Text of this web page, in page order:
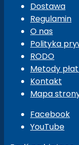
Dostawa
Regulamin
O nas
Polityka
RODO
Metody
Kontakt
Mapa
Facebook
YouTube